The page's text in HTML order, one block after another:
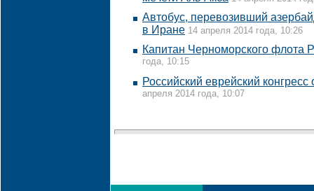
Автобус, перевозивший
в Иране 14 апреля 2014 года, 10:26
Капитан Черноморского флота
года, 10:15
Российский еврейский
апреля 2014 года, 10:07